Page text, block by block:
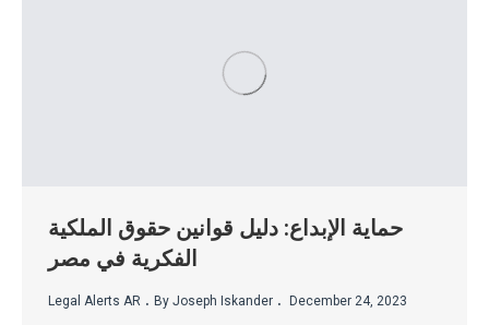
حماية الإبداع: دليل قوانين حقوق الملكية
الفكرية في مصر
Legal Alerts AR . By Joseph Iskander . December 24, 2023